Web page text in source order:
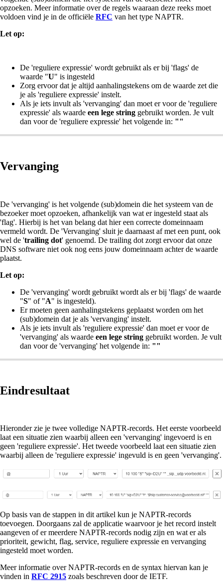
opzoeken. Meer informatie over de regels waaraan deze reeks moet
voldoen vind je in de officiële RFC van het type NAPTR.
Let op:
De 'reguliere expressie' wordt gebruikt als er bij 'flags' de
waarde "U" is ingesteld
Zorg ervoor dat je altijd aanhalingstekens om de waarde zet die
je als 'reguliere expressie' instelt.
Als je iets invult als 'vervanging' dan moet er voor de 'reguliere
expressie' als waarde een lege string gebruikt worden. Je vult
dan voor de 'reguliere expressie' het volgende in: ""
Vervanging
De 'vervanging' is het volgende (sub)domein die het systeem van de
bezoeker moet opzoeken, afhankelijk van wat er ingesteld staat als
'flag'. Hierbij is het van belang dat hier een correcte domeinnaam
vermeld wordt. De 'Vervanging' sluit je daarnaast af met een punt, ook
wel de 'trailing dot' genoemd. De trailing dot zorgt ervoor dat onze
DNS software niet ook nog eens jouw domeinnaam achter de waarde
plaatst.
Let op:
De 'vervanging' wordt gebruikt wordt als er bij 'flags' de waarde
"S" of "A" is ingesteld).
Er moeten geen aanhalingstekens geplaatst worden om het
(sub)domein dat je als 'vervanging' instelt.
Als je iets invult als 'reguliere expressie' dan moet er voor de
'vervanging' als waarde een lege string gebruikt worden. Je vult
dan voor de 'vervanging' het volgende in: ""
Eindresultaat
Hieronder zie je twee volledige NAPTR-records. Het eerste voorbeeld
laat een situatie zien waarbij alleen een 'vervanging' ingevoerd is en
geen 'reguliere expressie'. Het tweede voorbeeld laat een situatie zien
waarbij alleen de 'reguliere expressie' ingevuld is en geen 'vervanging'.
Op basis van de stappen in dit artikel kun je NAPTR-records
toevoegen. Doorgaans zal de applicatie waarvoor je het record instelt
aangeven of er meerdere NAPTR-records nodig zijn en wat er als
prioriteit, gewicht, flag, service, reguliere expressie en vervanging
ingesteld moet worden.
Meer informatie over NAPTR-records en de syntax hiervan kan je
vinden in RFC 2915 zoals beschreven door de IETF.